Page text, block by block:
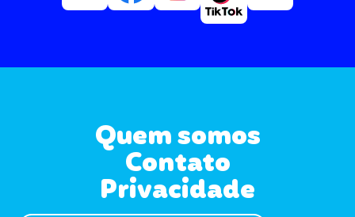
Quem somos
Contato
Privacidade